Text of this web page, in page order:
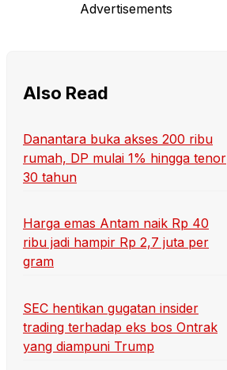
Advertisements
Also Read
Danantara buka akses 200 ribu
rumah, DP mulai 1% hingga tenor
30 tahun
Harga emas Antam naik Rp 40
ribu jadi hampir Rp 2,7 juta per
gram
SEC hentikan gugatan insider
trading terhadap eks bos Ontrak
yang diampuni Trump